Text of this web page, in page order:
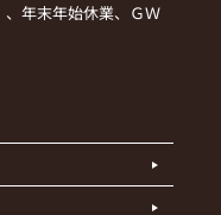
年末年始休業、ＧＷ